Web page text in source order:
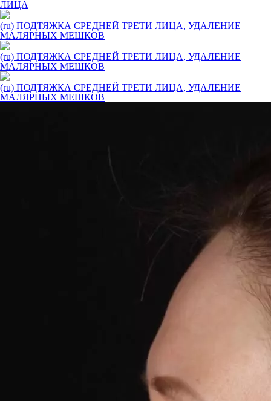
ЛИЦА
(ru) ПОДТЯЖКА СРЕДНЕЙ ТРЕТИ ЛИЦА, УДАЛЕНИЕ
МАЛЯРНЫХ МЕШКОВ
(ru) ПОДТЯЖКА СРЕДНЕЙ ТРЕТИ ЛИЦА, УДАЛЕНИЕ
МАЛЯРНЫХ МЕШКОВ
(ru) ПОДТЯЖКА СРЕДНЕЙ ТРЕТИ ЛИЦА, УДАЛЕНИЕ
МАЛЯРНЫХ МЕШКОВ